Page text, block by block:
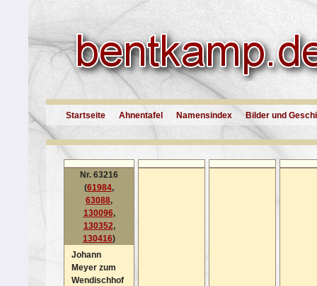
Startseite Ahnentafel Namensindex Bilder und
Nr. 63216
(61984,
63088,
130096,
130352,
130416)
Johann
Meyer zum
Wendischhof